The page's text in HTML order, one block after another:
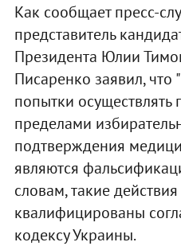
Как сообщает пресс-
представитель
Президента Юлии
Писаренко заявил,
попытки осуществлять
пределами
подтверждения
являются
словам, такие действия
квалифицированы
кодексу Украины.